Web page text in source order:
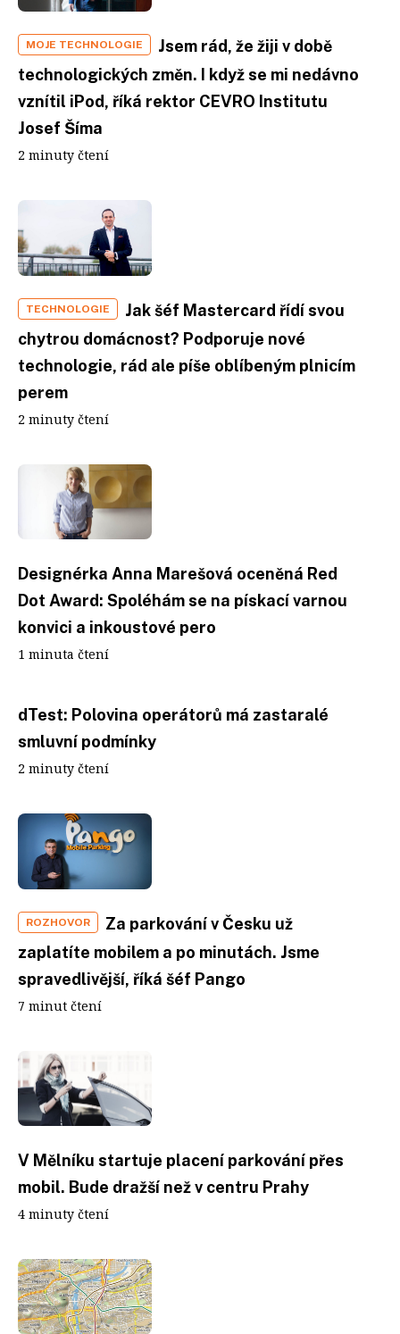
MOJE TECHNOLOGIE
Jsem rád, že žiji v době
technologických změn. I když se mi nedávno
vznítil iPod, říká rektor CEVRO Institutu
Josef Šíma
2 minuty čtení
TECHNOLOGIE
Jak šéf Mastercard řídí svou
chytrou domácnost? Podporuje nové
technologie, rád ale píše oblíbeným plnicím
perem
2 minuty čtení
Designérka Anna Marešová oceněná Red
Dot Award: Spoléhám se na pískací varnou
konvici a inkoustové pero
1 minuta čtení
dTest: Polovina operátorů má zastaralé
smluvní podmínky
2 minuty čtení
ROZHOVOR
Za parkování v Česku už
zaplatíte mobilem a po minutách. Jsme
spravedlivější, říká šéf Pango
7 minut čtení
V Mělníku startuje placení parkování přes
mobil. Bude dražší než v centru Prahy
4 minuty čtení